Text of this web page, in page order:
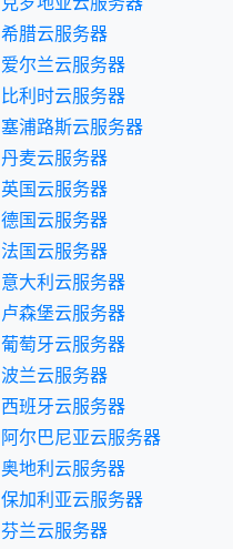
希腊云服务器
爱尔兰云服务器
比利时云服务器
塞浦路斯云服务器
丹麦云服务器
英国云服务器
德国云服务器
法国云服务器
意大利云服务器
卢森堡云服务器
葡萄牙云服务器
波兰云服务器
西班牙云服务器
阿尔巴尼亚云服务器
奥地利云服务器
保加利亚云服务器
芬兰云服务器